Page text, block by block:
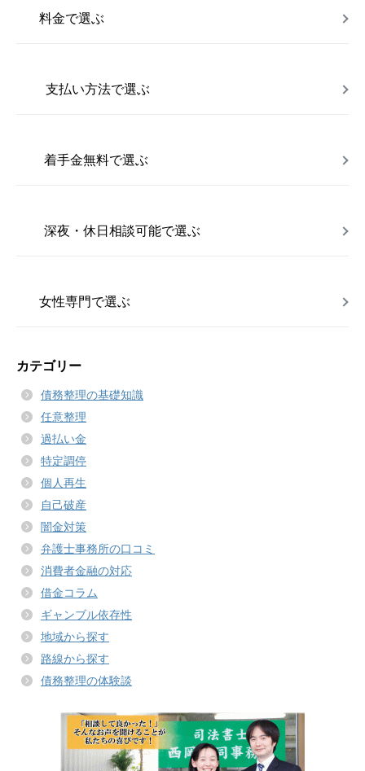
料金で選ぶ
支払い方法で選ぶ
着手金無料で選ぶ
深夜・休日相談可能で選ぶ
女性専門で選ぶ
カテゴリー
債務整理の基礎知識
任意整理
過払い金
特定調停
個人再生
自己破産
闇金対策
弁護士事務所の口コミ
消費者金融の対応
借金コラム
ギャンブル依存性
地域から探す
路線から探す
債務整理の体験談